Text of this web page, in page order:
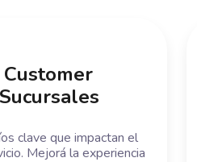
clave que impactan el
Mejorá la experiencia